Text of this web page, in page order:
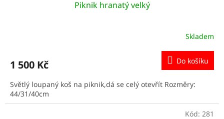
Piknik hranatý velký
Skladem
1 500 Kč Do košíku
Světlý loupaný koš na piknik,dá se celý otevřít Rozměry:
44/31/40cm
Kód: 281